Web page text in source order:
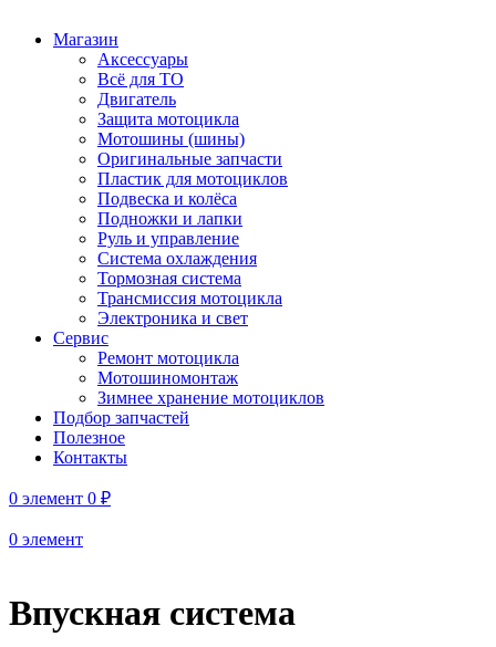
Магазин
Аксессуары
Всё для ТО
Двигатель
Защита мотоцикла
Мотошины (шины)
Оригинальные запчасти
Пластик для мотоциклов
Подвеска и колёса
Подножки и лапки
Руль и управление
Система охлаждения
Тормозная система
Трансмиссия мотоцикла
Электроника и свет
Сервис
Ремонт мотоцикла
Мотошиномонтаж
Зимнее хранение мотоциклов
Подбор запчастей
Полезное
Контакты
0 элемент 0 ₽
0 элемент
Впускная система